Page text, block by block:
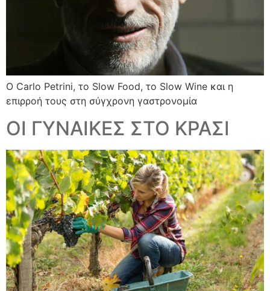
Ο Carlo Petrini, το Slow Food, το Slow Wine και η
επιρροή τους στη σύγχρονη γαστρονομία
ΟΙ ΓΥΝΑΙΚΕΣ ΣΤΟ ΚΡΑΣΙ